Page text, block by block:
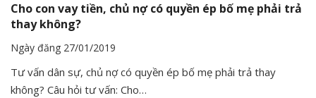
Cho con vay tiền, chủ nợ có quyền ép bố mẹ phải trả
thay không?
Ngày đăng 27/01/2019
Tư vấn dân sự, chủ nợ có quyền ép bố mẹ phải trả thay
không? Câu hỏi tư vấn: Cho…